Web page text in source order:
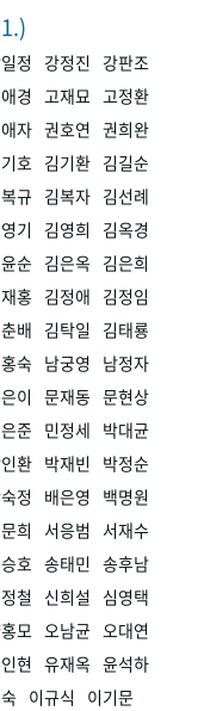
정 강정진
강판조
경 고재묘 고정환
자 권호연 권희완
호 김기환 김길순
규 김복자 김선례
기 김영희
김옥경
순 김은옥 김은희
홍 김정애 김정임
배 김탁일
김태룡
숙 남궁영
남정자
이 문재동 문현상
준 민정세 박대균
환 박재빈
박정순
정 배은영
백명원
희 서응범
서재수
호 송태민 송후남
철 신희설
심영택
모 오남균 오대연
현 유재옥 윤석하
이규식
이기문